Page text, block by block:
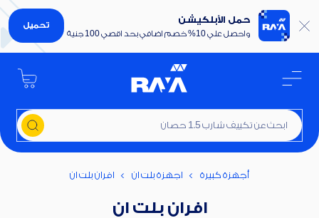
حمل الأبلكيشن
واحصل علي 10% خصم اضافي بحد اقصي 100 جنية
تحميل
ابحث عن تكييف شارب 1.5 حصان
أجهزة كبيرة اجهزة بلت ان افران بلت ان
افران بلت ان